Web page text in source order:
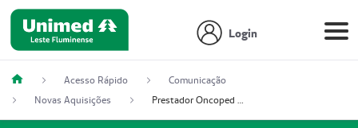
Login
Acesso Rápido
Comunicação
Novas Aquisições
Prestador Oncoped Serviços Médicos (51004335-0)